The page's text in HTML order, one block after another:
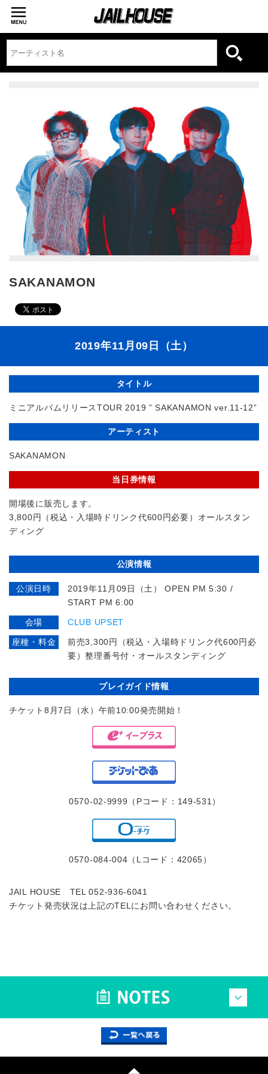
SAKANAMON
2019年11月09日（土）
タイトル
ミニアルバムリリースTOUR 2019 ” SAKANAMON ver.11-12”
アーティスト
SAKANAMON
当日券情報
開場後に販売します。
3,800円（税込・入場時ドリンク代600円必要）オールスタン
ディング
公演情報
公演日時
2019年11月09日（土） OPEN PM 5:30 /
START PM 6:00
会場 CLUB UPSET
座種・料金
前売3,300円（税込・入場時ドリンク代600円必
要）整理番号付・オールスタンディング
プレイガイド情報
チケット8月7日（水）午前10:00発売開始！
0570-02-9999（Pコード：149-531）
0570-084-004（Lコード：42065）
JAIL HOUSE TEL 052-936-6041
チケット発売状況は上記のTELにお問い合わせください。